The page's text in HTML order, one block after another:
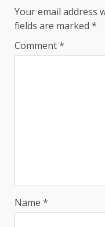
Your email address
fields are marked *
Comment*
Name *